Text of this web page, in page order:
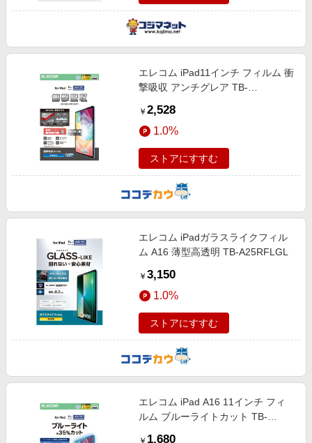
エレコム iPad11インチ フィルム 衝
撃吸収 アンチグレア TB-
￥ 2,528
1.0%
ストアにすすむ
エレコム iPadガラスライクフィル
ム A16 薄型高透明 TB-A25RFLGL
￥ 3,150
1.0%
ストアにすすむ
エレコム iPad A16 11インチ フィ
ルム ブルーライトカット TB-
￥ 1,680